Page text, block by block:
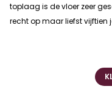
toplaag is de vloer zeer
recht op maar liefst vijftien